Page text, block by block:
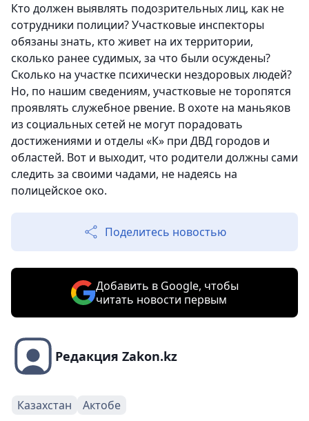
Кто должен выявлять подозрительных лиц, как не
сотрудники полиции? Участковые инспекторы
обязаны знать, кто живет на их территории,
сколько ранее судимых, за что были осуждены?
Сколько на участке психически нездоровых людей?
Но, по нашим сведениям, участковые не торопятся
проявлять служебное рвение. В охоте на маньяков
из социальных сетей не могут порадовать
достижениями и отделы «К» при ДВД городов и
областей. Вот и выходит, что родители должны сами
следить за своими чадами, не надеясь на
полицейское око.
Поделитесь новостью
Добавить в Google, чтобы
читать новости первым
Редакция Zakon.kz
Казахстан Актобе